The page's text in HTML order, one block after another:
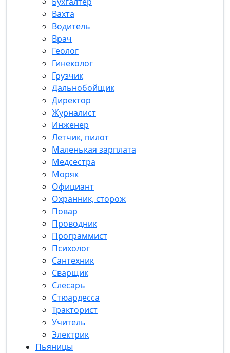
Вахта
Водитель
Врач
Геолог
Гинеколог
Грузчик
Дальнобойщик
Директор
Журналист
Инженер
Летчик, пилот
Маленькая зарплата
Медсестра
Моряк
Официант
Охранник, сторож
Повар
Проводник
Программист
Психолог
Сантехник
Сварщик
Слесарь
Стюардесса
Тракторист
Учитель
Электрик
Пьяницы